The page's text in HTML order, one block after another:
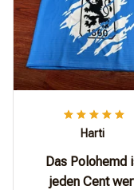
Harti
Das Polohemd
jeden Cent